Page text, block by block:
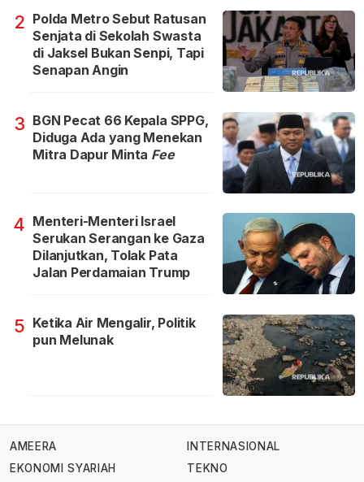
2 Polda Metro Sebut Ratusan
Senjata di Sekolah Swasta
di Jaksel Bukan Senpi, Tapi
Senapan Angin
3 BGN Pecat 66 Kepala SPPG,
Diduga Ada yang Menekan
Mitra Dapur Minta Fee
4 Menteri-Menteri Israel
Serukan Serangan ke Gaza
Dilanjutkan, Tolak Pata
Jalan Perdamaian Trump
5 Ketika Air Mengalir, Politik
pun Melunak
AMEERA
EKONOMI SYARIAH
INTERNASIONAL
TEKNO